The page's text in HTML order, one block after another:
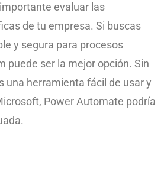
evaluar las
de tu empresa. Si buscas
y segura para procesos
puede ser la mejor opción. Sin
una herramienta fácil de usar y
Power Automate podría